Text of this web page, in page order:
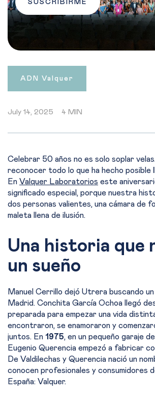
SUSCRIBIRME
ADN Valquer
July 14, 2025 4 MIN
Celebrar 50 años no es solo soplar
reconocer todo lo que ha hecho posible
En Valquer Laboratorios este
significado especial, porque nuestra
dos personas valientes, una cámara de
maleta llena de ilusión.
Una historia que
un sueño
Manuel Cerrillo dejó Utrera buscando
Madrid. Conchita García Ochoa llegó
preparada para empezar una vida
encontraron, se enamoraron y
juntos. En 1975, en un pequeño garaje
Eugenio Querencia empezó a fabricar
De Valdilechas y Querencia nació un
conocen profesionales y consumidores
España: Valquer.